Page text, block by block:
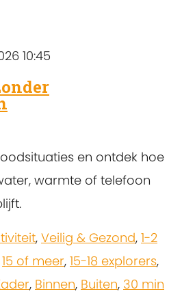
10:45
en ontdek hoe
warmte of telefoon
, Veilig & Gezond, 1-2
15 of meer, 15-18 explorers,
, Binnen, Buiten, 30 min